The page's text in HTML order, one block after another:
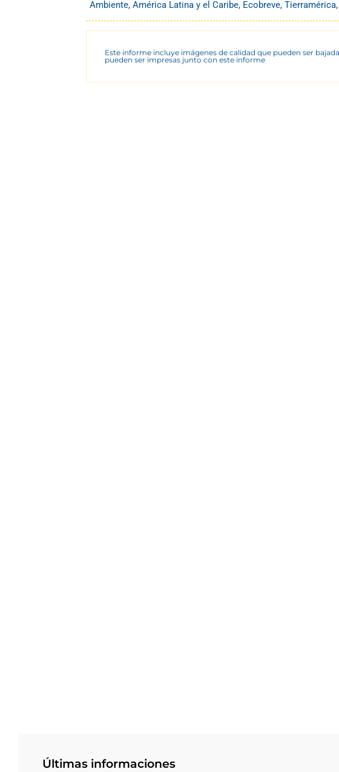
Ambiente, América Latina y el Caribe, Ecobreve, Tierramérica,
Este informe incluye imágenes de calidad que pueden ser
pueden ser impresas junto con este informe
Últimas informaciones